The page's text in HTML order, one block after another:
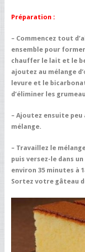
Préparation :
– Commencez tout
ensemble pour
chauffer le lait et le
ajoutez au mélange
levure et le
d’éliminer les
– Ajoutez ensuite
mélange.
– Travaillez le
puis versez-le dans
environ 35 minutes à
Sortez votre gâteau